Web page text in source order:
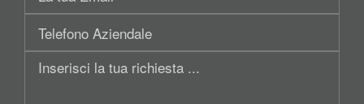
sociale:
Telefono
Aziendale
Inserisci